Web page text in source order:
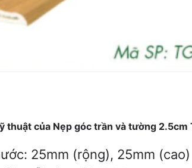
thuật của Nẹp góc trần và tường 2.5cm
25mm (rộng), 25mm (cao)